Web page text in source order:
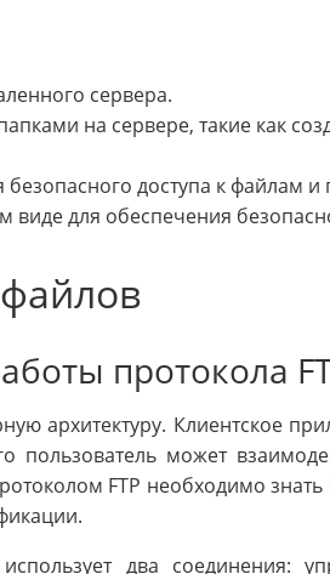
сервера.
на сервере, такие как
доступа к файлам
для обеспечения
протокола
архитектуру. Клиентское
пользователь может
FTP необходимо знать
два соединения: